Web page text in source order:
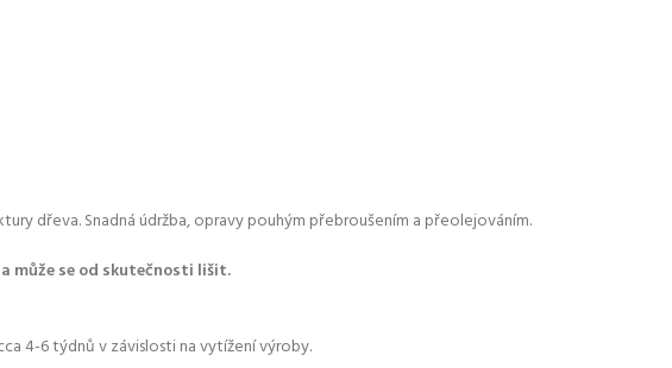
dřeva. Snadná údržba, opravy pouhým přebroušením a přeolejováním.
může se od skutečnosti lišit.
4-6 týdnů v závislosti na vytížení výroby.